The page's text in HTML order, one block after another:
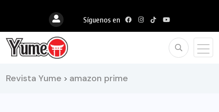
Síguenos en
Revista Yume > amazon prime